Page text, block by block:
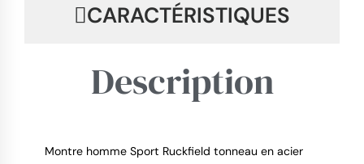
CARACTÉRISTIQUES
Description
Montre homme Sport Ruckfield tonneau en acier